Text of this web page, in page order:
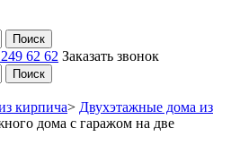
Поиск
62 62 Заказать звонок
Поиск
кирпича> Двухэтажные дома из
дома с гаражом на две